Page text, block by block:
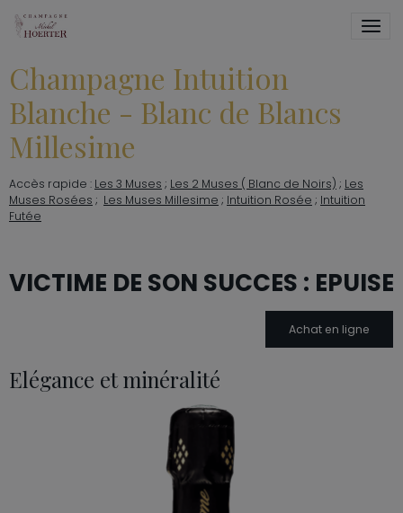
Champagne Intuition
Blanche - Blanc de Blancs
Millesime
Accès rapide : Les 3 Muses ; Les 2 Muses ( Blanc de Noirs) ; Les
Muses Rosées ; Les Muses Millesime ; Intuition Rosée ; Intuition
Futée
VICTIME DE SON SUCCES : EPUISE
Achat en ligne
Elégance et minéralité